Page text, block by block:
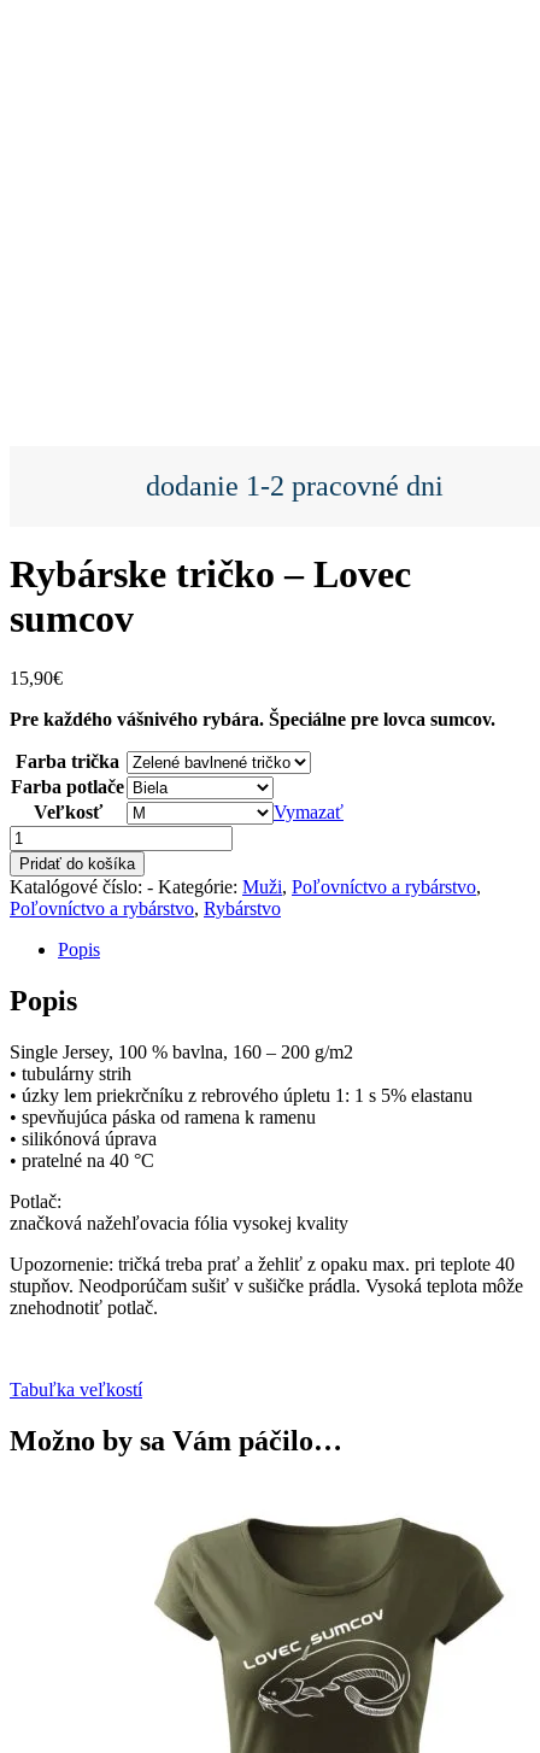
dodanie 1-2 pracovné dni
Rybárske tričko – Lovec
sumcov
15,90€
Pre každého vášnivého rybára. Špeciálne pre lovca sumcov.
Farba trička
Farba potlače
Veľkosť
Vymazať
množstvo
Rybárske
tričko
–
Lovec
sumcov
Pridať do košíka
Katalógové číslo: - Kategórie: Muži, Poľovníctvo a rybárstvo,
Poľovníctvo a rybárstvo, Rybárstvo
Popis
Popis
Single Jersey, 100 % bavlna, 160 – 200 g/m2
• tubulárny strih
• úzky lem priekrčníku z rebrového úpletu 1: 1 s 5% elastanu
• spevňujúca páska od ramena k ramenu
• silikónová úprava
• pratelné na 40 °C
Potlač:
značková nažehľovacia fólia vysokej kvality
Upozornenie: tričká treba prať a žehliť z opaku max. pri teplote 40
stupňov. Neodporúčam sušiť v sušičke prádla. Vysoká teplota môže
znehodnotiť potlač.
Tabuľka veľkostí
Možno by sa Vám páčilo…